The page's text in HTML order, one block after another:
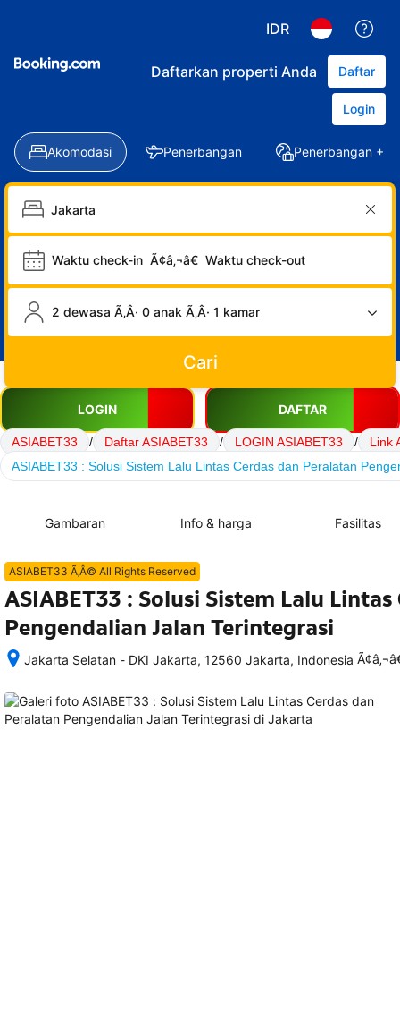
IDR
Daftarkan properti Anda Daftar
Login
Akomodasi Penerbangan Penerbangan +
Waktu check-in Ã¢â‚¬â€ Waktu check-out
2 dewasa Ã‚Â· 0 anak Ã‚Â· 1 kamar
Cari
LOGIN DAFTAR
ASIABET33 / Daftar ASIABET33 / LOGIN ASIABET33 /
Link
ASIABET33 : Solusi Sistem Lalu Lintas Cerdas dan Peralatan
Gambaran Info & harga Fasilitas
ASIABET33 Ã‚Â© All Rights Reserved
ASIABET33 : Solusi Sistem Lalu
Pengendalian Jalan Terintegrasi
Jakarta Selatan - DKI Jakarta, 12560 Jakarta, Indonesia
memesan,
semua